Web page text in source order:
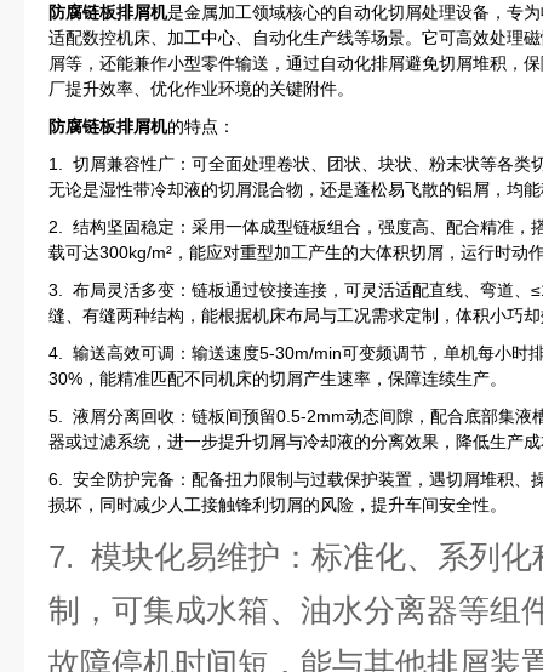
防腐链板排屑机是金属加工领域核心的自动化切屑处理设备，专
适配数控机床、加工中心、自动化生产线等场景。它可高效处理
屑等，还能兼作小型零件输送，通过自动化排屑避免切屑堆积，
厂提升效率、优化作业环境的关键附件。
防腐链板排屑机的特点：
1. 切屑兼容性广：可全面处理卷状、团状、块状、粉末状等各类
无论是湿性带冷却液的切屑混合物，还是蓬松易飞散的铝屑，均
2. 结构坚固稳定：采用一体成型链板组合，强度高、配合精准，
载可达300kg/m²，能应对重型加工产生的大体积切屑，运行时动
3. 布局灵活多变：链板通过铰接连接，可灵活适配直线、弯道、
缝、有缝两种结构，能根据机床布局与工况需求定制，体积小巧
4. 输送高效可调：输送速度5-30m/min可变频调节，单机每小时
30%，能精准匹配不同机床的切屑产生速率，保障连续生产。
5. 液屑分离回收：链板间预留0.5-2mm动态间隙，配合底部集液
器或过滤系统，进一步提升切屑与冷却液的分离效果，降低生产
6. 安全防护完备：配备扭力限制与过载保护装置，遇切屑堆积、
损坏，同时减少人工接触锋利切屑的风险，提升车间安全性。
7. 模块化易维护：标准化、系列
制，可集成水箱、油水分离器等组
故障停机时间短，能与其他排屑装